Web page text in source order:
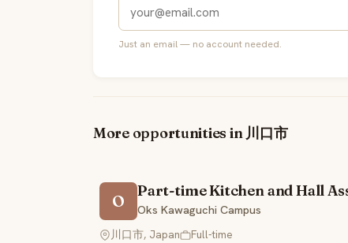
Just an email — no account needed.
More opportunities in 川口市
O
Part-time Kitchen and Hall
Oks Kawaguchi Campus
川口市, Japan
Full-time